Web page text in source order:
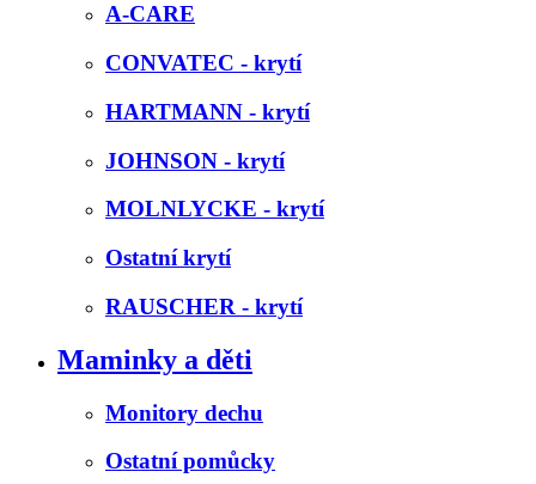
A-CARE
CONVATEC - krytí
HARTMANN - krytí
JOHNSON - krytí
MOLNLYCKE - krytí
Ostatní krytí
RAUSCHER - krytí
Maminky a děti
Monitory dechu
Ostatní pomůcky